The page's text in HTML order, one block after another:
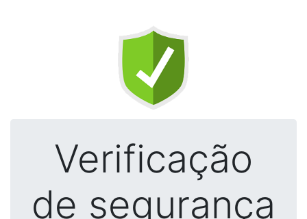
Verificação
de segurança